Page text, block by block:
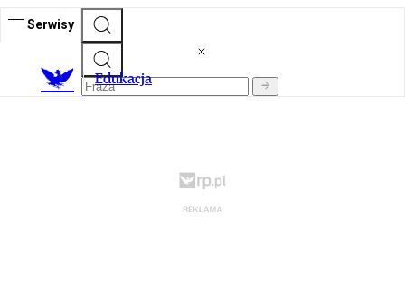
Serwisy
Edukacja